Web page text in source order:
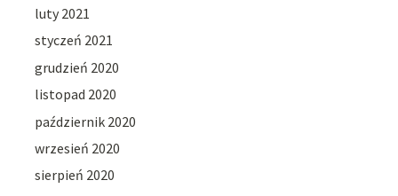
luty 2021
styczeń 2021
grudzień 2020
listopad 2020
październik 2020
wrzesień 2020
sierpień 2020